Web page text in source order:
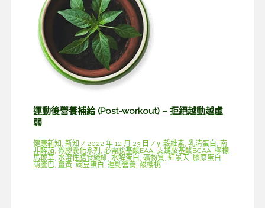
運動後營養補給 (Post-workout) – 拒絕越動越虛
弱
健康新知 ,新知 / 2022 年 12 月 23 日/γ-穀維素,乳清蛋白 , 南
非醉茄,微膠囊化系列 ,必需胺基酸EAA, 支鏈胺基酸BCAA,檸檬
馬鞭草,水溶性膳食纖維,水解蛋白 ,礦物質,紅景天,膠原蛋白 ,
葫蘆巴, 薑黃,豌豆蛋白 ,運動營養,酸櫻桃